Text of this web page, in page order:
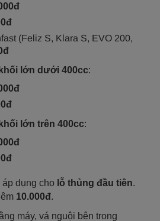
đ
(Feliz S, Klara S, EVO 200,
lớn dưới 400cc:
lớn trên 400cc:
dụng cho lỗ thủng đầu tiên.
10.000đ.
máy, vá nguội bên trong